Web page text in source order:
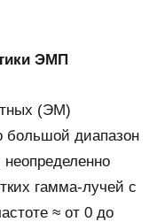
ЭМП
(ЭМ)
большой диапазон
гамма-лучей с
≈ от 0 до